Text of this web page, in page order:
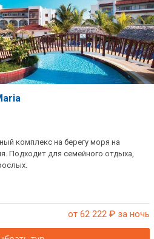
комплекс на берегу моря на
Подходит для семейного отдыха,
от 62 222 ₽ за ночь